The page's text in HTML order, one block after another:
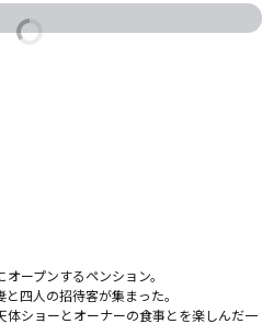
ープンするペンション。
四人の招待客が集まった。
ショーとオーナーの食事とを楽しんだ一